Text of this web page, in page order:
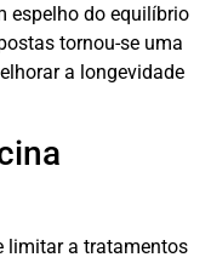
espelho do equilíbrio
tornou-se uma
a longevidade
limitar a tratamentos